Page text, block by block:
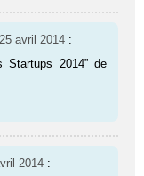
avril 2014 :
Startups 2014” de
2014 :